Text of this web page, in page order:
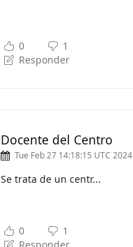
0
1
Responder
Docente del Centro
Tue Feb 27 14:18:15 UTC 2024
Se trata de un centr...
0
1
Responder